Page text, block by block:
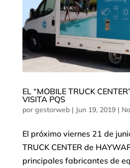
EL “MOBILE TRUCK
VISITA PQS
por gestorweb| Jun 19, 2019|
El próximo viernes 21 de
TRUCK CENTER de
principales fabricantes de